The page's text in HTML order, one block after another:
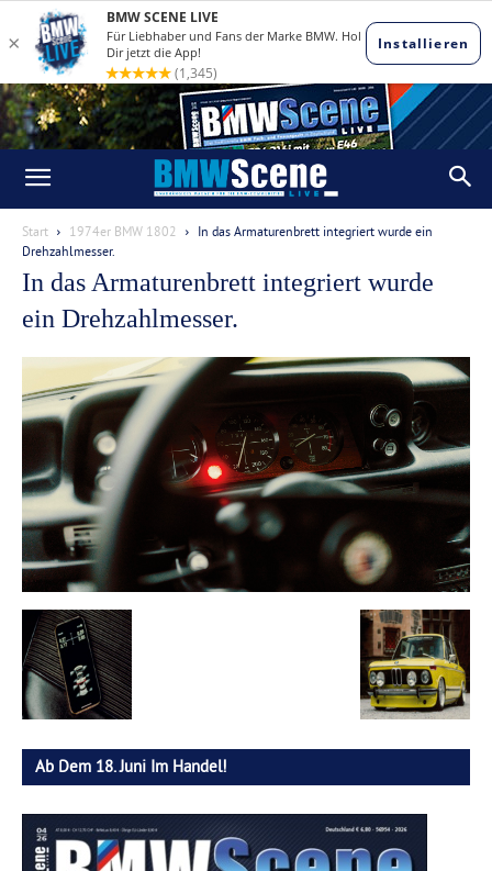
Start 1974er BMW 1802
In das Armaturenbrett integriert wurde ein
Drehzahlmesser.
In das Armaturenbrett integriert wurde
ein Drehzahlmesser.
Ab Dem 18. Juni Im Handel!